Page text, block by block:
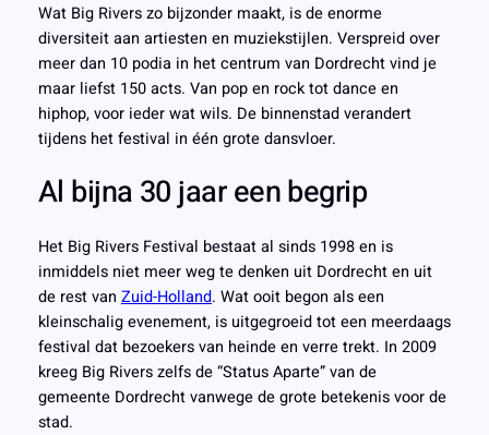
Wat Big Rivers zo bijzonder maakt, is de enorme
diversiteit aan artiesten en muziekstijlen. Verspreid over
meer dan 10 podia in het centrum van Dordrecht vind je
maar liefst 150 acts. Van pop en rock tot dance en
hiphop, voor ieder wat wils. De binnenstad verandert
tijdens het festival in één grote dansvloer.
Al bijna 30 jaar een begrip
Het Big Rivers Festival bestaat al sinds 1998 en is
inmiddels niet meer weg te denken uit Dordrecht en uit
de rest van Zuid-Holland. Wat ooit begon als een
kleinschalig evenement, is uitgegroeid tot een meerdaags
festival dat bezoekers van heinde en verre trekt. In 2009
kreeg Big Rivers zelfs de “Status Aparte” van de
gemeente Dordrecht vanwege de grote betekenis voor de
stad.